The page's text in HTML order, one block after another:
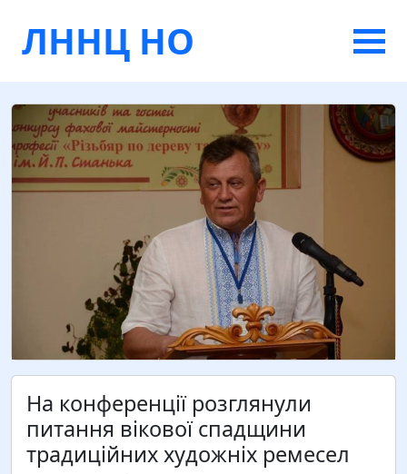
ЛННЦ НО
На конференції розглянули
питання вікової спадщини
традиційних художніх ремесел